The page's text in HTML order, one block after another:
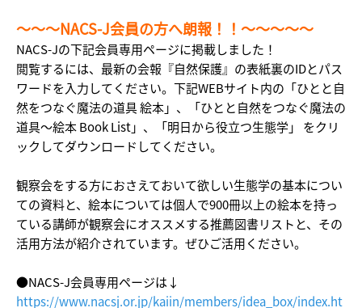
〜〜〜NACS-J会員の方へ朗報！！〜〜〜〜〜
NACS-Jの下記会員専用ページに掲載しました！
閲覧するには、最新の会報『自然保護』の表紙裏のIDとパス
ワードを入力してください。下記WEBサイト内の「ひとと自
然をつなぐ魔法の道具 絵本」、「ひとと自然をつなぐ魔法の
道具～絵本 Book List」、「明日から役立つ生態学」 をクリ
ックしてダウンロードしてください。
観察会をする方におさえておいて欲しい生態学の基本につい
ての資料と、絵本については個人で900冊以上の絵本を持っ
ている講師が観察会にオススメする推薦図書リストと、その
活用方法が紹介されています。ぜひご活用ください。
●NACS-J会員専用ページは↓
https://www.nacsj.or.jp/kaiin/members/idea_box/index.ht